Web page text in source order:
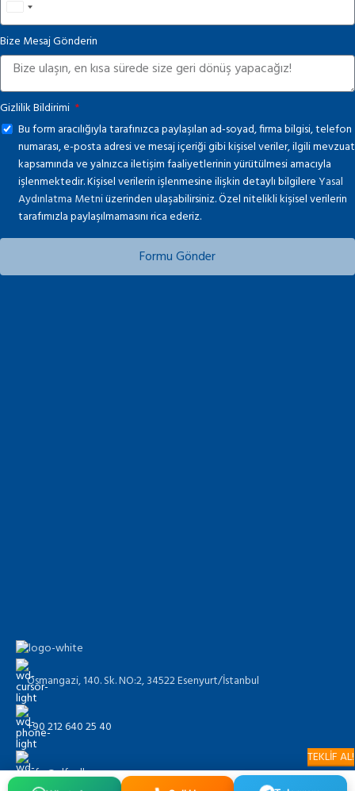
United
States
+1
Bize Mesaj Gönderin
Gizlilik Bildirimi
Bu form aracılığıyla tarafınızca paylaşılan ad-soyad, firma bilgisi, telefon
numarası, e-posta adresi ve mesaj içeriği gibi kişisel veriler, ilgili mevzuat
kapsamında ve yalnızca iletişim faaliyetlerinin yürütülmesi amacıyla
işlenmektedir. Kişisel verilerin işlenmesine ilişkin detaylı bilgilereYasal
Aydınlatma Metniüzerinden ulaşabilirsiniz. Özel nitelikli kişisel verilerin
tarafımızla paylaşılmamasını rica ederiz.
Formu Gönder
Osmangazi, 140. Sk. NO:2, 34522 Esenyurt/İstanbul
+90 212 640 25 40
info@alfaglb.com
TEKLİF AL!